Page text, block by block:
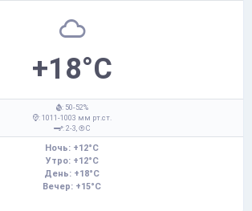
+18°C
: 50-52%
: 1011-1003 мм рт.ст.
: 2-3,
С
Ночь: +12°C
Утро: +12°C
День: +18°C
Вечер: +15°C